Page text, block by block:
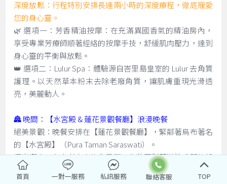
深度放鬆：行程特別安排長達兩小時的深度療程，徹底寵愛
您的身心靈。
🌿 選項一：芳香精油按摩：在充滿異國香氣的精油房內，
享受專業芳療師順著經絡的按摩手技，舒緩肌肉壓力，達到
身心靈的平衡與放鬆。
👑 選項二：Lulur Spa：體驗源自峇里島皇室的 Lulur 去角質
護理。以天然草本粉末去除老廢角質，讓肌膚重現光滑透
亮，美麗動人。
🏯 晚間：【水宮殿 & 蓮花景觀餐廳】浪漫晚餐
絕美景觀：晚餐安排在【蓮花景觀餐廳】，緊鄰著烏布著名
的【水宮殿】（Pura Taman Saraswati）。
燭光饗宴：在古老寺廟的背景下，您將面對著滿池盛開的粉
紅蓮花，伴隨著峇里島傳統舞蹈（有時需視表演時間而
首頁 一對一服務 私訊服務 TOP